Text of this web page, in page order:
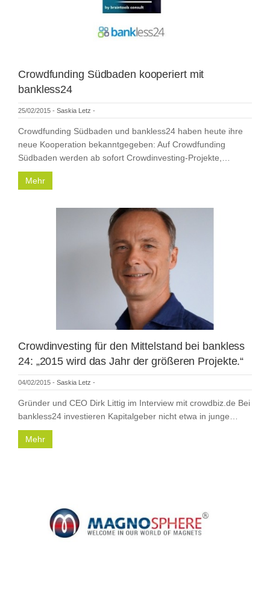
Crowdfunding Südbaden kooperiert mit
bankless24
25/02/2015 - Saskia Letz -
Crowdfunding Südbaden und bankless24 haben heute ihre
neue Kooperation bekanntgegeben: Auf Crowdfunding
Südbaden werden ab sofort Crowdinvesting-Projekte,…
Mehr
Crowdinvesting für den Mittelstand bei bankless
24: „2015 wird das Jahr der größeren Projekte.“
04/02/2015 - Saskia Letz -
Gründer und CEO Dirk Littig im Interview mit crowdbiz.de Bei
bankless24 investieren Kapitalgeber nicht etwa in junge…
Mehr